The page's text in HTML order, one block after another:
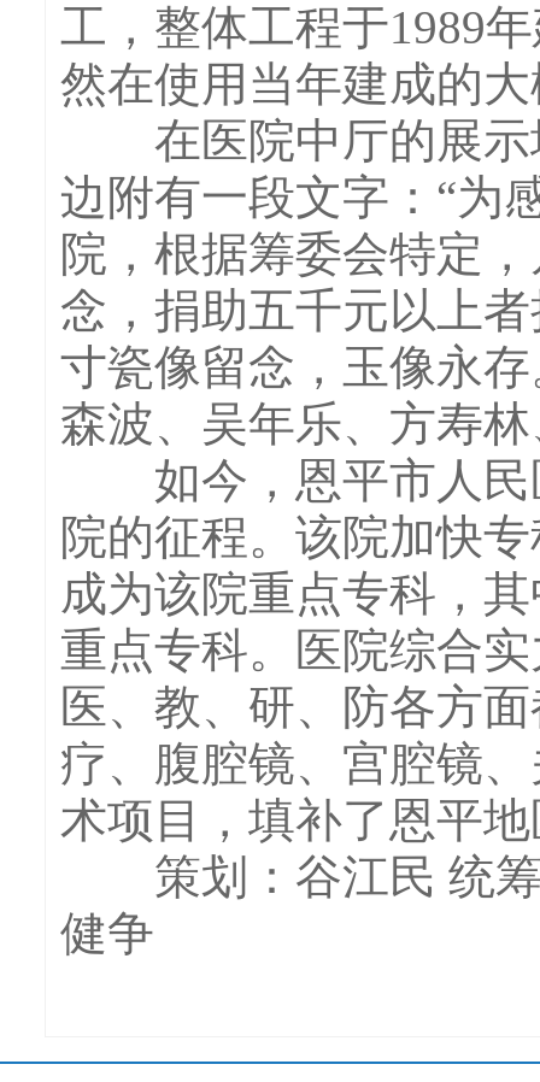
工，整体工程于1989
然在使用当年建成的
在医院中厅的展示
边附有一段文字：“为
院，根据筹委会特定
念，捐助五千元以上
寸瓷像留念，玉像永
森波、吴年乐、方寿
如今，恩平市人民
院的征程。该院加快
成为该院重点专科，
重点专科。医院综合
医、教、研、防各方
疗、腹腔镜、宫腔镜
术项目，填补了恩平
策划：谷江民 统筹
健争